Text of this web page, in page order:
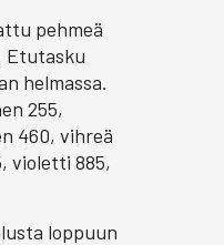
pehmeä
Etutasku
helmassa.
255,
460, vihreä
violetti 885,
loppuun